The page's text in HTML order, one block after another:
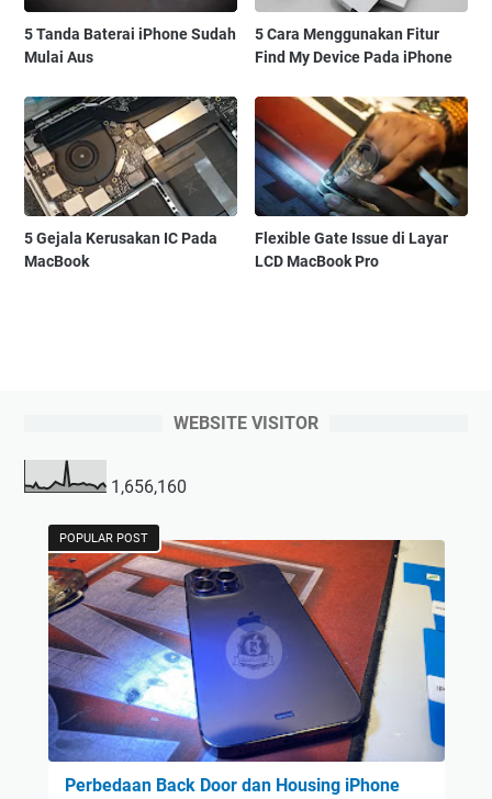
5 Tanda Baterai iPhone Sudah
Mulai Aus
5 Cara Menggunakan Fitur
Find My Device Pada iPhone
5 Gejala Kerusakan IC Pada
MacBook
Flexible Gate Issue di Layar
LCD MacBook Pro
WEBSITE VISITOR
1,656,160
POPULAR POST
Perbedaan Back Door dan Housing iPhone